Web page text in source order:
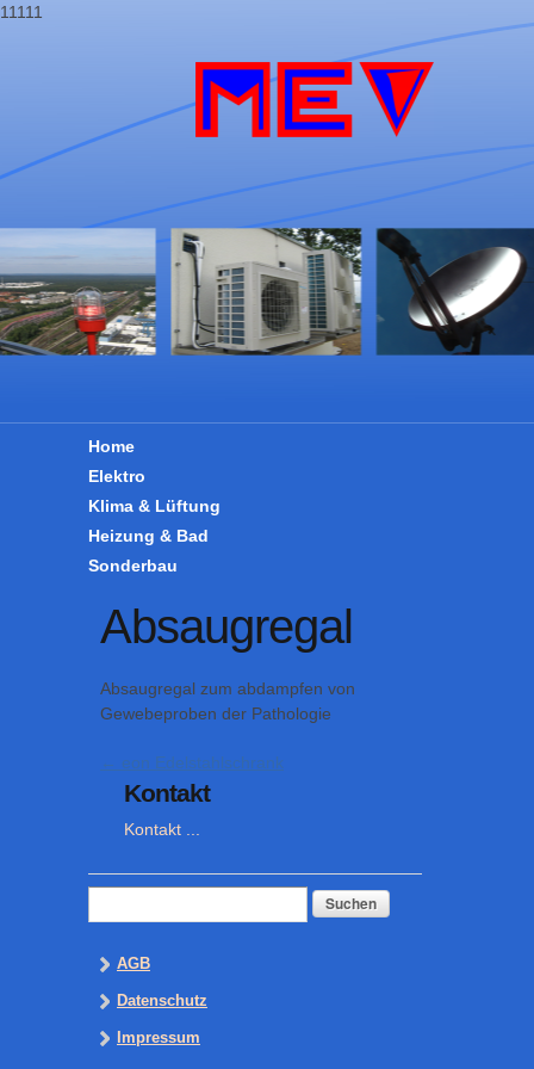
11111
Home
Elektro
Klima & Lüftung
Heizung & Bad
Sonderbau
Absaugregal
Absaugregal zum abdampfen von
Gewebeproben der Pathologie
← eon Edelstahlschrank
Kontakt
Kontakt ...
nach:
AGB
Datenschutz
Impressum